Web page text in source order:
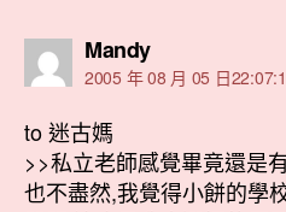
Mandy表
示:
2005 年 08 月 05 日
to 迷古媽
>>私立老師感覺畢竟還是
也不盡然,我覺得小餅的學